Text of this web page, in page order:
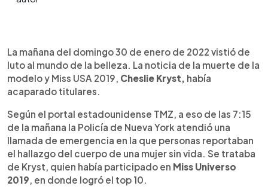
► Escuchar artículo
La mañana del domingo 30 de enero de 2022 vistió de
luto al mundo de la belleza. La noticia de la muerte de la
modelo y Miss USA 2019, Cheslie Kryst, había
acaparado titulares.
Según el portal estadounidense TMZ, a eso de las 7:15
de la mañana la Policía de Nueva York atendió una
llamada de emergencia en la que personas reportaban
el hallazgo del cuerpo de una mujer sin vida. Se trataba
de Kryst, quien había participado en Miss Universo
2019 , en donde logró el top 10.